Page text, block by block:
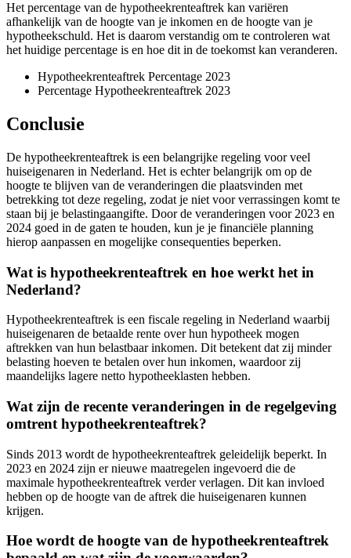
Het percentage van de hypotheekrenteaftrek kan variëren
afhankelijk van de hoogte van je inkomen en de hoogte van je
hypotheekschuld. Het is daarom verstandig om te controleren wat
het huidige percentage is en hoe dit in de toekomst kan veranderen.
Hypotheekrenteaftrek Percentage 2023
Percentage Hypotheekrenteaftrek 2023
Conclusie
De hypotheekrenteaftrek is een belangrijke regeling voor veel
huiseigenaren in Nederland. Het is echter belangrijk om op de
hoogte te blijven van de veranderingen die plaatsvinden met
betrekking tot deze regeling, zodat je niet voor verrassingen komt te
staan bij je belastingaangifte. Door de veranderingen voor 2023 en
2024 goed in de gaten te houden, kun je je financiële planning
hierop aanpassen en mogelijke consequenties beperken.
Wat is hypotheekrenteaftrek en hoe werkt het in
Nederland?
Hypotheekrenteaftrek is een fiscale regeling in Nederland waarbij
huiseigenaren de betaalde rente over hun hypotheek mogen
aftrekken van hun belastbaar inkomen. Dit betekent dat zij minder
belasting hoeven te betalen over hun inkomen, waardoor zij
maandelijks lagere netto hypotheeklasten hebben.
Wat zijn de recente veranderingen in de regelgeving
omtrent hypotheekrenteaftrek?
Sinds 2013 wordt de hypotheekrenteaftrek geleidelijk beperkt. In
2023 en 2024 zijn er nieuwe maatregelen ingevoerd die de
maximale hypotheekrenteaftrek verder verlagen. Dit kan invloed
hebben op de hoogte van de aftrek die huiseigenaren kunnen
krijgen.
Hoe wordt de hoogte van de hypotheekrenteaftrek